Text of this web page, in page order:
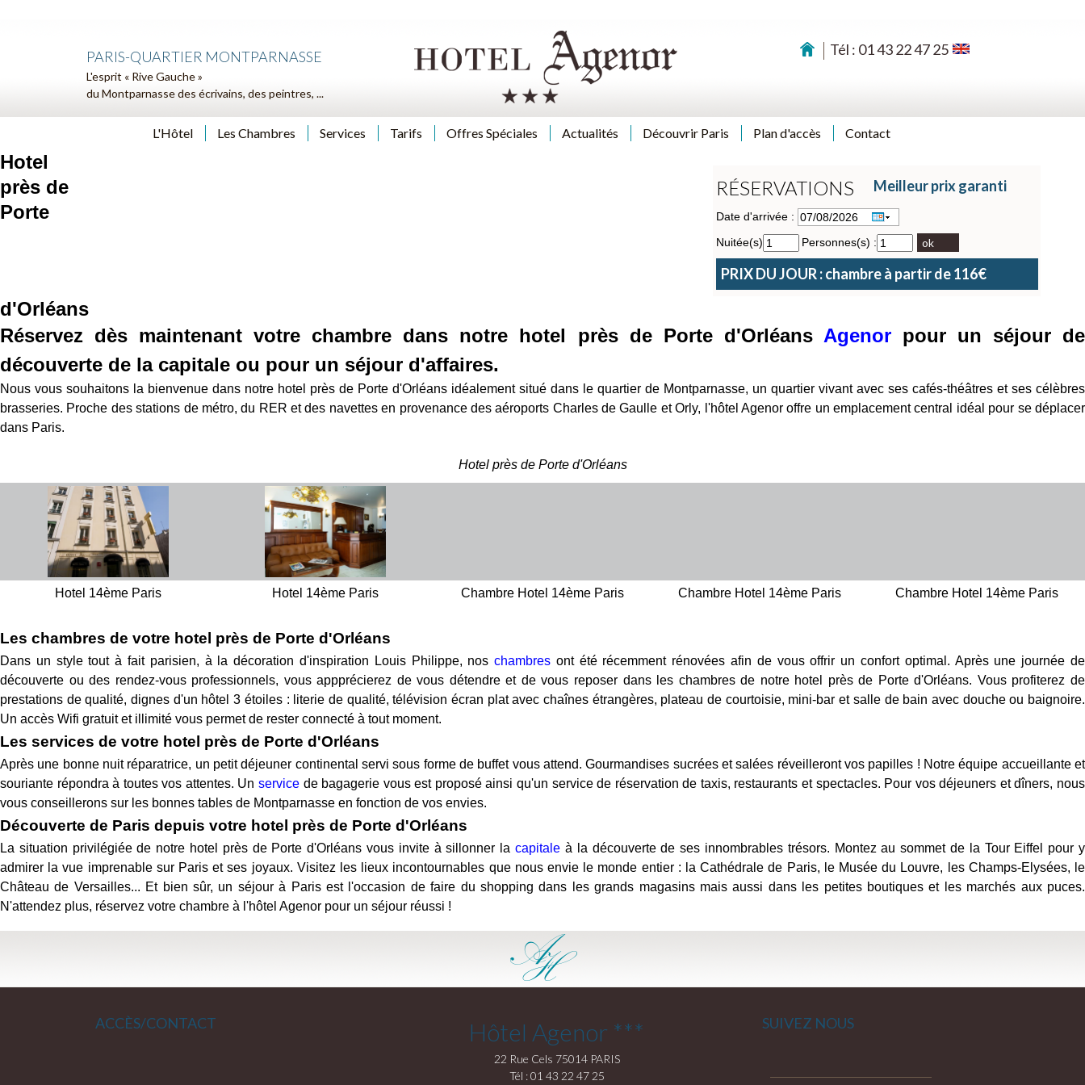
PARIS-QUARTIER MONTPARNASSE
L'esprit « Rive Gauche »
du Montparnasse des écrivains, des peintres, ...
Tél : 01 43 22 47 25
L'Hôtel Les Chambres Services Tarifs Offres Spéciales Actualités Découvrir Paris Plan d'accès Contact
RÉSERVATIONS Meilleur prix garanti
Date d'arrivée :
Nuitée(s)
Personnes(s) : ok
PRIX DU JOUR : chambre à partir de 116€
Hotel
près de
Porte
d'Orléans
Réservez dès maintenant votre chambre dans notre hotel près de Porte d'Orléans Agenorpour un séjour de
découverte de la capitale ou pour un séjour d'affaires.
Nous vous souhaitons la bienvenue dans notre hotel près de Porte d'Orléans idéalement situé dans le quartier de Montparnasse, un quartier vivant avec ses cafés-théâtres et ses célèbres
brasseries. Proche des stations de métro, du RER et des navettes en provenance des aéroports Charles de Gaulle et Orly, l'hôtel Agenor offre un emplacement central idéal pour se déplacer
dans Paris.
Hotel près de Porte d'Orléans
Hotel 14ème Paris Hotel 14ème Paris Chambre Hotel 14ème Paris Chambre Hotel 14ème Paris Chambre Hotel 14ème Paris
Les chambres de votre hotel près de Porte d'Orléans
Dans un style tout à fait parisien, à la décoration d'inspiration Louis Philippe, noschambres ont été récemment rénovées afin de vous offrir un confort optimal. Après une journée de
découverte ou des rendez-vous professionnels, vous appprécierez de vous détendre et de vous reposer dans les chambres de notre hotel près de Porte d'Orléans. Vous profiterez de
prestations de qualité, dignes d'un hôtel 3 étoiles : literie de qualité, télévision écran plat avec chaînes étrangères, plateau de courtoisie, mini-bar et salle de bain avec douche ou baignoire.
Un accès Wifi gratuit et illimité vous permet de rester connecté à tout moment.
Les services de votre hotel près de Porte d'Orléans
Après une bonne nuit réparatrice, un petit déjeuner continental servi sous forme de buffet vous attend. Gourmandises sucrées et salées réveilleront vos papilles ! Notre équipe accueillante et
souriante répondra à toutes vos attentes. Un service de bagagerie vous est proposé ainsi qu'un service de réservation de taxis, restaurants et spectacles. Pour vos déjeuners et dîners, nous
vous conseillerons sur les bonnes tables de Montparnasse en fonction de vos envies.
Découverte de Paris depuis votre hotel près de Porte d'Orléans
La situation privilégiée de notre hotel près de Porte d'Orléans vous invite à sillonner lacapitale à la découverte de ses innombrables trésors. Montez au sommet de la Tour Eiffel pour y
admirer la vue imprenable sur Paris et ses joyaux. Visitez les lieux incontournables que nous envie le monde entier : la Cathédrale de Paris, le Musée du Louvre, les Champs-Elysées, le
Château de Versailles... Et bien sûr, un séjour à Paris est l'occasion de faire du shopping dans les grands magasins mais aussi dans les petites boutiques et les marchés aux puces.
N'attendez plus, réservez votre chambre à l'hôtel Agenor pour un séjour réussi !
ACCÈS/CONTACT Hôtel Agenor ***
22 Rue Cels 75014 PARIS
Tél : 01 43 22 47 25
SUIVEZ NOUS